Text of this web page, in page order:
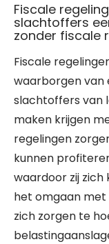
Fiscale
slachtoffers
zonder fiscale
Fiscale
waarborgen van
slachtoffers van
maken krijgen
regelingen
kunnen
waardoor zij
het omgaan met
zich zorgen te